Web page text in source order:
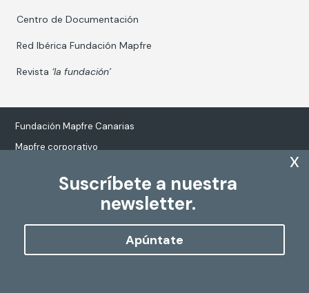
Suscríbete a nuestra
newsletter.
Apúntate
x
Centro de Documentación
Red Ibérica Fundación Mapfre
Revista ‘la fundación’
Fundación Mapfre Canarias
Mapfre corporativo
Tratamiento de datos personales
Política de Cookies